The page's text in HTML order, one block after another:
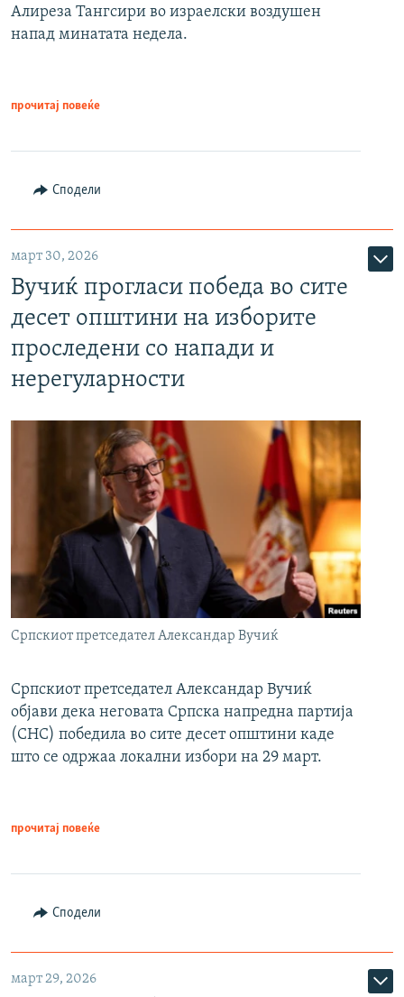
Алиреза Тангсири во израелски воздушен
напад минатата недела.
прочитај повеќе
Сподели
март 30, 2026
Вучиќ прогласи победа во сите
десет општини на изборите
проследени со напади и
нерегуларности
Српскиот претседател Александар Вучиќ
Српскиот претседател Александар Вучиќ
објави дека неговата Српска напредна партија
(СНС) победила во сите десет општини каде
што се одржаа локални избори на 29 март.
прочитај повеќе
Сподели
март 29, 2026